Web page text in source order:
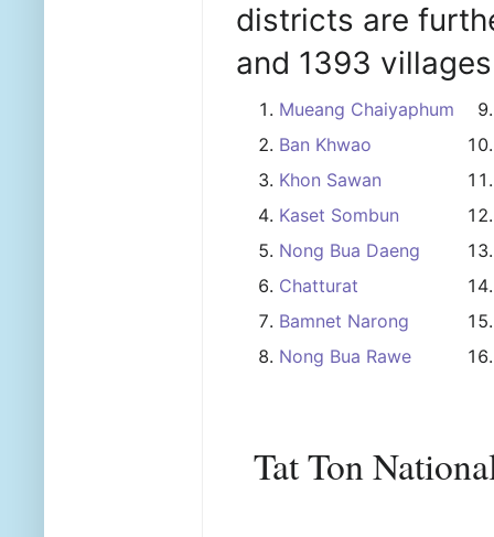
districts are
and 1393
Mueang Chaiyaphum
Ban Khwao
Khon Sawan
Kaset Sombun
Nong Bua Daeng
Chatturat
Bamnet Narong
Nong Bua Rawe
Tat Ton